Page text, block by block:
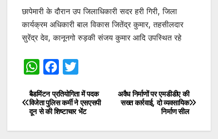
छापेमारी के दौरान उप जिलाधिकारी सदर हरी गिरी, जिला
कार्यक्रम अधिकारी बाल विकास जितेंद्र कुमार, तहसीलदार
सुरेंद्र देव, कानूनगो रुड़की संजय कुमार आदि उपस्थित रहे
W
at
s
A
F
c
e
b
itt
er
Post
navigation
अवैध निर्माणों पर एमडीडीए की
सख्त कार्रवाई, दो व्यवसायिक
निर्माण सील
बैडमिंटन प्रतियोगिता में पदक
विजेता पुलिस कर्मी ने एसएसपी
दून से की शिष्टाचार भेंट